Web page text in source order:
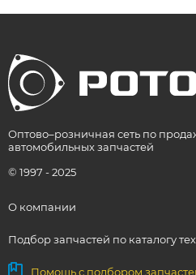
Оптово–розничная сеть по
автомобильных запчастей
© 1997 - 2025
О компании
Подбор запчастей по каталогу
Помощь с подбором